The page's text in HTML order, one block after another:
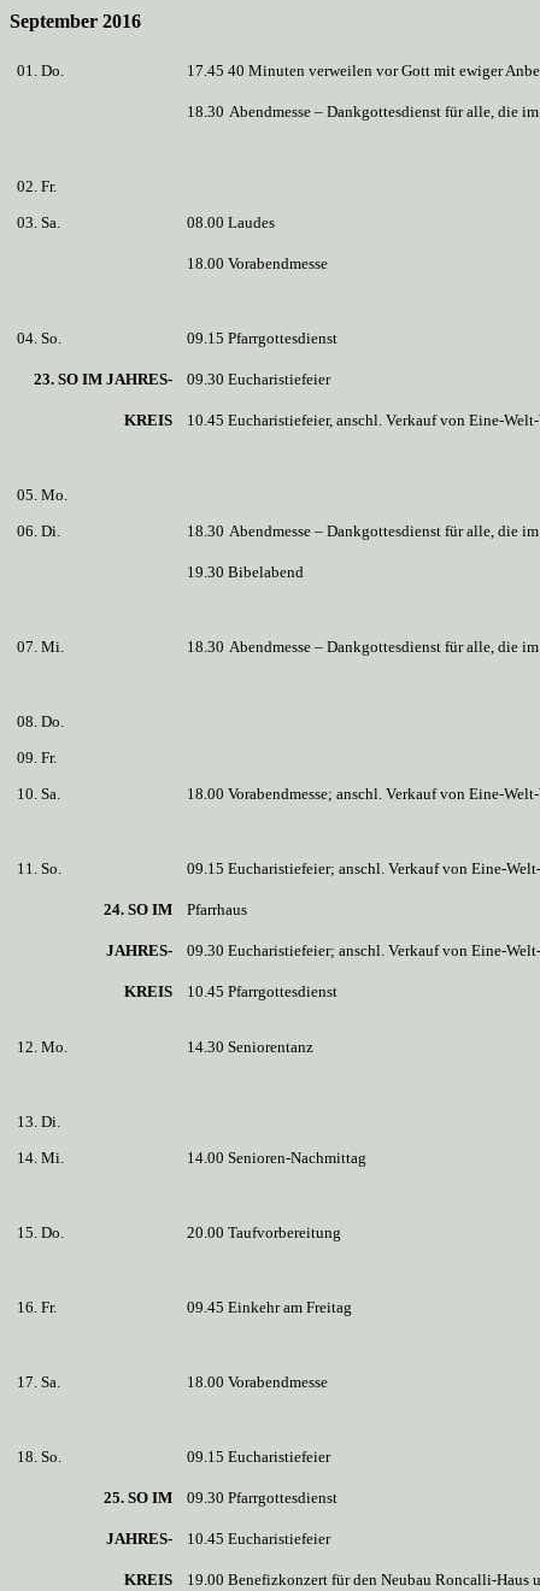
September 2016
01. Do. 17.45 40 Minuten verweilen vor Gott mit ewiger
18.30 Abendmesse – Dankgottesdienst für alle, die
02. Fr.
03. Sa.
08.00 Laudes
18.00 Vorabendmesse
04. So.
23. SO IM JAHRES-
KREIS
09.15 Pfarrgottesdienst
09.30 Eucharistiefeier
10.45 Eucharistiefeier, anschl. Verkauf von Eine-
05. Mo.
06. Di.
18.30 Abendmesse – Dankgottesdienst für alle, die
19.30 Bibelabend
07. Mi. 18.30 Abendmesse – Dankgottesdienst für alle, die
08. Do.
09. Fr.
10. Sa.
18.00 Vorabendmesse; anschl. Verkauf von Eine-
11. So.
24. SO IM
JAHRES-
KREIS
09.15 Eucharistiefeier; anschl. Verkauf von Eine-
Pfarrhaus
09.30 Eucharistiefeier; anschl. Verkauf von Eine-
10.45 Pfarrgottesdienst
12. Mo. 14.30 Seniorentanz
13. Di.
14. Mi.
14.00 Senioren-Nachmittag
15. Do. 20.00 Taufvorbereitung
16. Fr. 09.45 Einkehr am Freitag
17. Sa. 18.00 Vorabendmesse
18. So.
25. SO IM
JAHRES-
KREIS
09.15 Eucharistiefeier
09.30 Pfarrgottesdienst
10.45 Eucharistiefeier
19.00 Benefizkonzert für den Neubau Roncalli-Haus